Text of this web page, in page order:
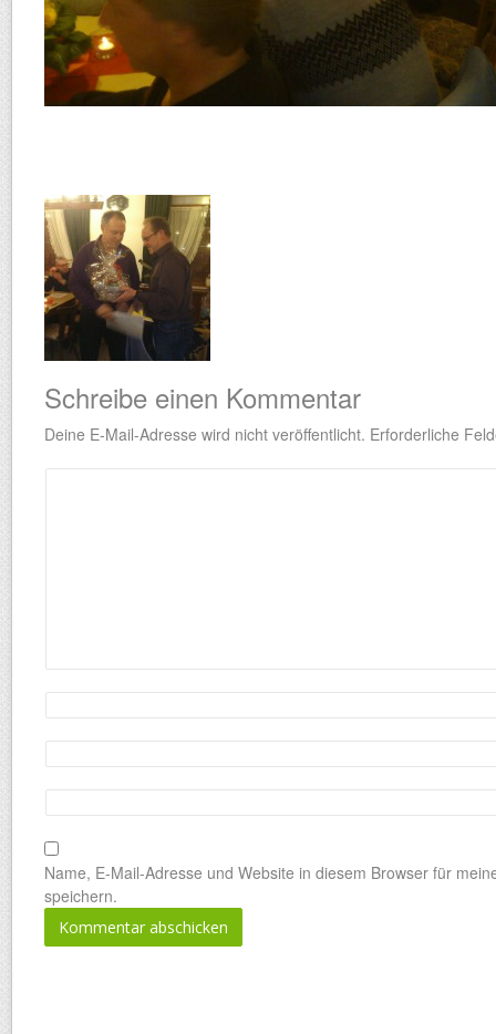
Schreibe einen Kommentar
Deine E-Mail-Adresse wird nicht veröffentlicht. Erforderliche
Name, E-Mail-Adresse und Website in diesem Browser für
speichern.